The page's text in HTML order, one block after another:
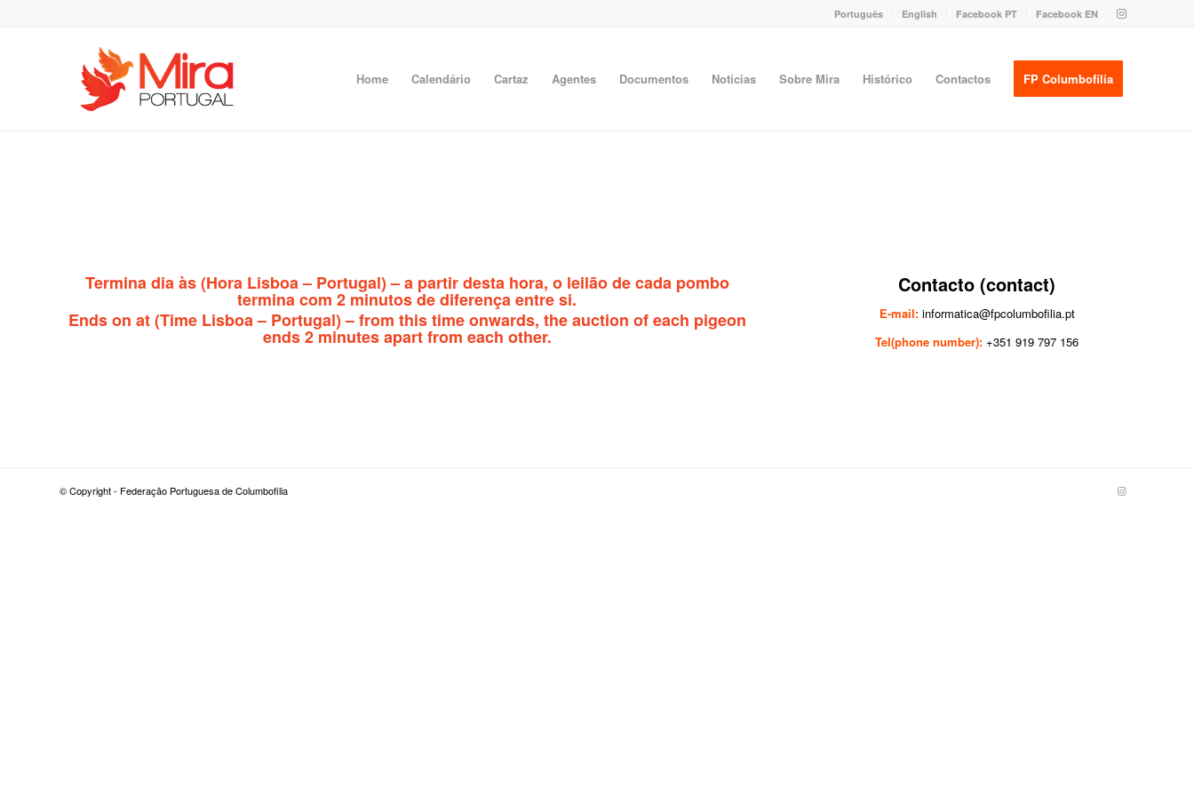
Português English Facebook PT Facebook EN
Home Calendário Cartaz Agentes Documentos Notícias Sobre Mira Histórico Contactos FP Columbofilia
Termina diaàs(Hora Lisboa – Portugal) – a partir desta hora, o leilão de cada pombo
termina com 2 minutos de diferença entre si.
Ends on at(Time Lisboa – Portugal) – from this time onwards, the auction of each pigeon
ends 2 minutes apart from each other.
Contacto (contact)
E-mail: informatica@fpcolumbofilia.pt
Tel(phone number): +351 919 797 156
© Copyright - Federação Portuguesa de Columbofilia